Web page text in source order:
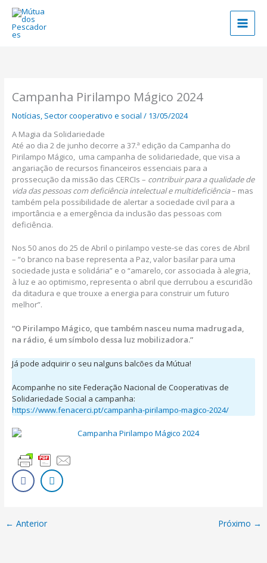
content
Campanha Pirilampo Mágico 2024
Notícias Sector cooperativo e social / 13/05/2024
A Magia da Solidariedade
Até ao dia 2 de junho decorre a 37.ª edição da Campanha do
Pirilampo Mágico, uma campanha de solidariedade, que visa a
angariação de recursos financeiros essenciais para a
prossecução da missão das CERCIs – contribuir para a qualidade de
vida das pessoas com deficiência intelectual e multideficiência– mas
também pela possibilidade de alertar a sociedade civil para a
importância e a emergência da inclusão das pessoas com
deficiência.
Nos 50 anos do 25 de Abril o pirilampo veste-se das cores de Abril
– “o branco na base representa a Paz, valor basilar para uma
sociedade justa e solidária” e o “amarelo, cor associada à alegria,
à luz e ao optimismo, representa o abril que derrubou a escuridão
da ditadura e que trouxe a energia para construir um futuro
melhor”.
“O Pirilampo Mágico, que também nasceu numa madrugada,
na rádio, é um símbolo dessa luz mobilizadora.”
Já pode adquirir o seu nalguns balcões da Mútua!
Acompanhe no site Federação Nacional de Cooperativas de
Solidariedade Social a campanha:
https://www.fenacerci.pt/campanha-pirilampo-magico-2024/
← Anterior Próximo →